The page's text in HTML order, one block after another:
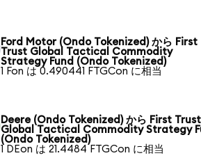
Ford Motor (Ondo Tokenized) から First
Trust Global Tactical Commodity
Strategy Fund (Ondo Tokenized)
1 Fon は 0.490441 FTGCon に相当
Deere (Ondo Tokenized) から First Trust
Global Tactical Commodity Strategy
(Ondo Tokenized)
1 DEon は 21.4484 FTGCon に相当